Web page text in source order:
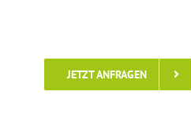
JETZT ANFRAGEN